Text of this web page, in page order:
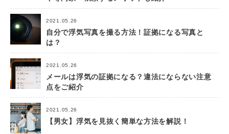
2021.05.26
自分で浮気写真を撮る方法！証拠になる写真と
は？
2021.05.26
メールは浮気の証拠になる？違法にならない注意
点をご紹介
2021.05.26
【男女】浮気を見抜く簡単な方法を解説！